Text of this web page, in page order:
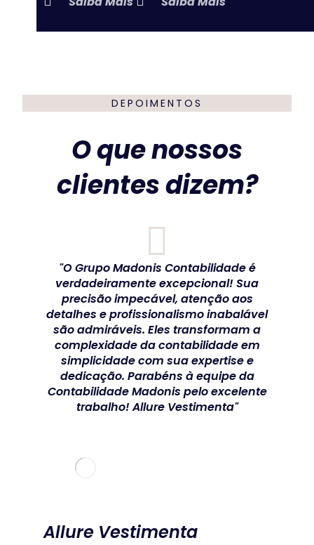
DEPOIMENTOS
O que nossos
clientes dizem?
"O Grupo Madonis Contabilidade é
verdadeiramente excepcional! Sua
precisão impecável, atenção aos
detalhes e profissionalismo inabalável
são admiráveis. Eles transformam a
complexidade da contabilidade em
simplicidade com sua expertise e
dedicação. Parabéns à equipe da
Contabilidade Madonis pelo excelente
trabalho! Allure Vestimenta"
Allure Vestimenta